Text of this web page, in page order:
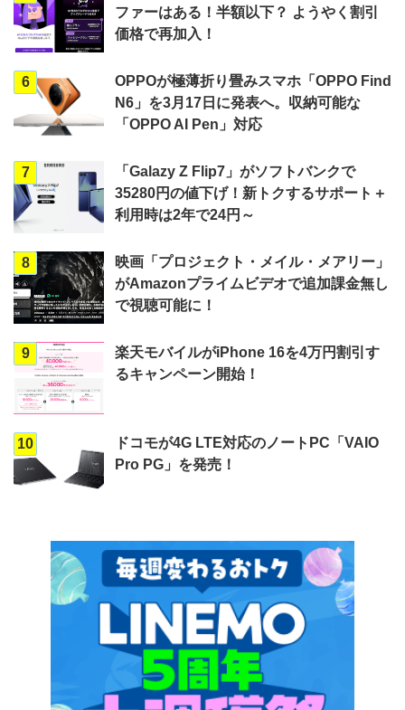
ファーはある！半額以下？ ようやく割引
価格で再加入！
6
OPPOが極薄折り畳みスマホ「OPPO Find
N6」を3月17日に発表へ。収納可能な
「OPPO AI Pen」対応
7
「Galazy Z Flip7」がソフトバンクで
35280円の値下げ！新トクするサポート＋
利用時は2年で24円～
8
映画「プロジェクト・メイル・メアリー」
がAmazonプライムビデオで追加課金無し
で視聴可能に！
9
楽天モバイルがiPhone 16を4万円割引す
るキャンペーン開始！
10
ドコモが4G LTE対応のノートPC「VAIO
Pro PG」を発売！